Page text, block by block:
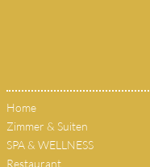
Home
Zimmer & Suiten
SPA & WELLNESS
Restaurant